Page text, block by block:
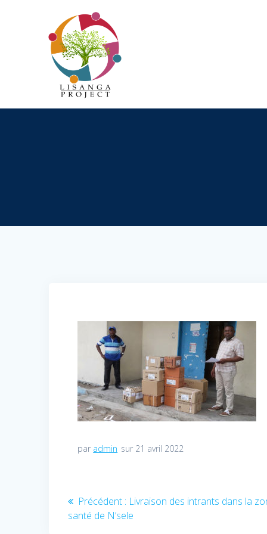
par admin sur 21 avril 2022
Navigation
de
Précédent : Article
précédent
Livraison des intrants dans la
santé de N’sele